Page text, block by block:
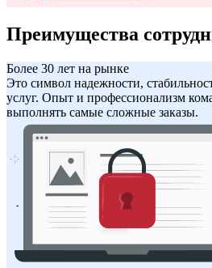
Преимущества
Более 30 лет на рынке
Это символ надежности,
услуг. Опыт и профессионализм
выполнять самые сложные заказы.